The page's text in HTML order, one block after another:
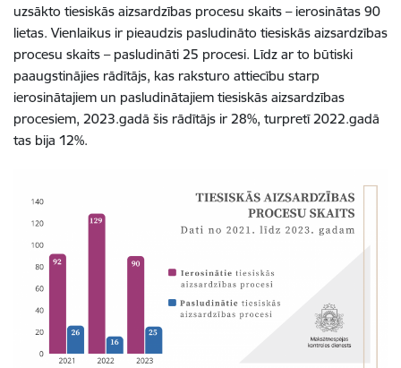
uzsākto tiesiskās aizsardzības procesu skaits – ierosinātas 90
lietas. Vienlaikus ir pieaudzis pasludināto tiesiskās aizsardzības
procesu skaits – pasludināti 25 procesi. Līdz ar to būtiski
paaugstinājies rādītājs, kas raksturo attiecību starp
ierosinātajiem un pasludinātajiem tiesiskās aizsardzības
procesiem, 2023.gadā šis rādītājs ir 28%, turpretī 2022.gadā
tas bija 12%.